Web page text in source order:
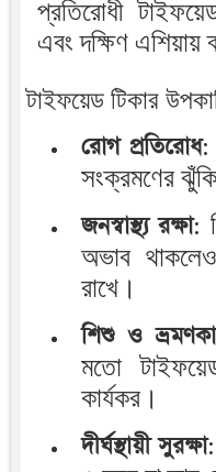
প্রতিরোধী
এবং দক্ষিণ
টাইফয়েড টিকার
রোগ প্রতিরোধ:
সংক্রমণের
জনস্বাস্থ্য রক্ষা:
অভাব থাকলেও
রাখে।
শিশু ও
মতো
কার্যকর।
দীর্ঘস্থায়ী সুরক্ষা